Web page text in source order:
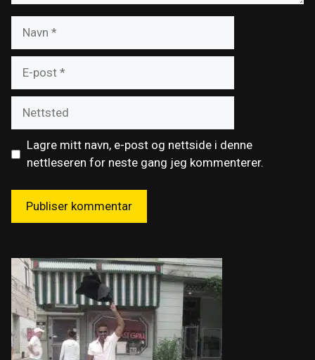
post
Lagre mitt navn, e-post og nettside i denne
nettleseren for neste gang jeg kommenterer.